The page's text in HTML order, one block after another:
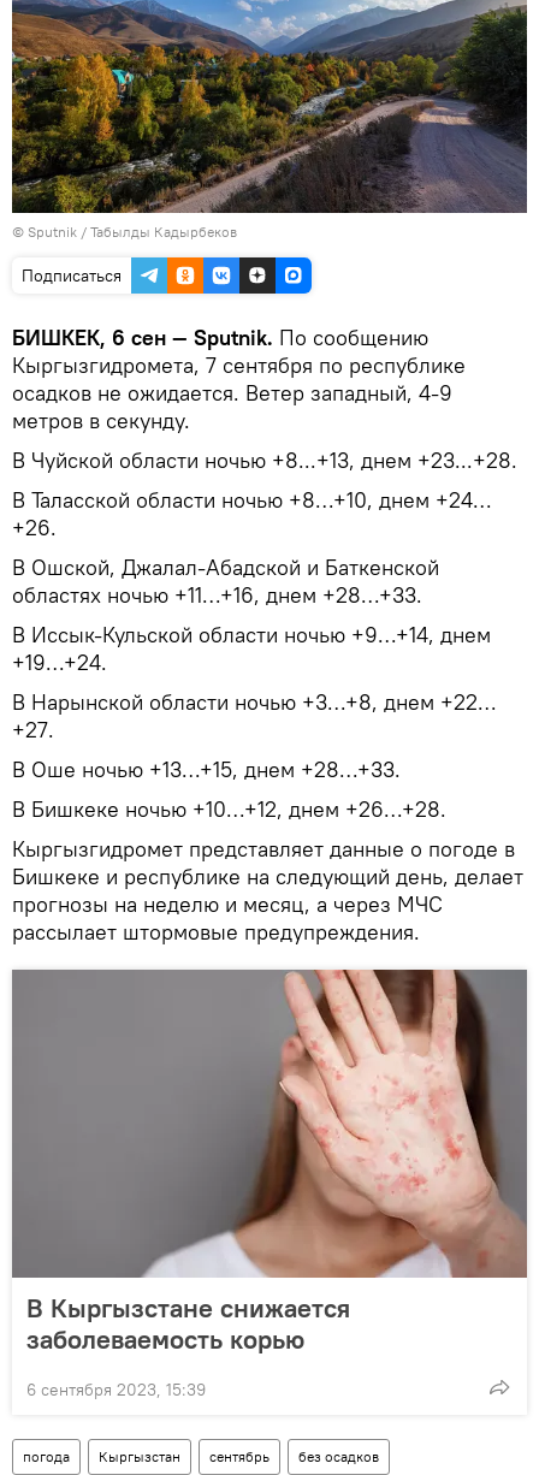
© Sputnik / Табылды Кадырбеков
Подписаться
БИШКЕК, 6 сен — Sputnik. По сообщению
Кыргызгидромета, 7 сентября по республике
осадков не ожидается. Ветер западный, 4-9
метров в секунду.
В Чуйской области ночью +8...+13, днем +23...+28.
В Таласской области ночью +8…+10, днем +24…
+26.
В Ошской, Джалал-Абадской и Баткенской
областях ночью +11…+16, днем +28…+33.
В Иссык-Кульской области ночью +9…+14, днем
+19…+24.
В Нарынской области ночью +3…+8, днем +22…
+27.
В Оше ночью +13…+15, днем +28…+33.
В Бишкеке ночью +10…+12, днем +26…+28.
Кыргызгидромет представляет данные о погоде в
Бишкеке и республике на следующий день, делает
прогнозы на неделю и месяц, а через МЧС
рассылает штормовые предупреждения.
В Кыргызстане снижается
заболеваемость корью
6 сентября 2023, 15:39
погода Кыргызстан сентябрь без осадков